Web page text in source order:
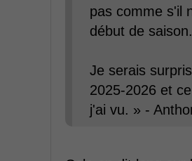
pas comme s'il
début de saison.
Je serais
2025-2026 et
j'ai vu. » -